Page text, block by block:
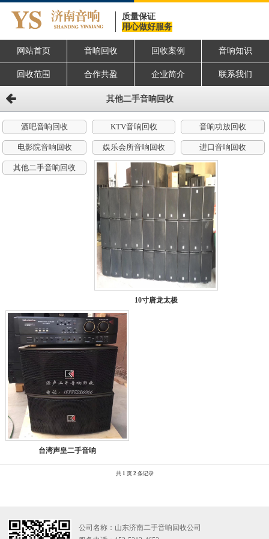
质量保证
用心做好服务
网站首页 音响回收 回收案例 音响知识
回收范围 合作共盈 企业简介 联系我们
其他二手音响回收
酒吧音响回收 KTV音响回收 音响功放回收
电影院音响回收 娱乐会所音响回收 进口音响回收
其他二手音响回收
10寸唐龙太极
台湾声皇二手音响
共 1 页 2 条记录
公司名称：山东济南二手音响回收公司